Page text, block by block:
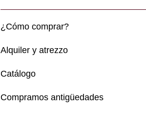
¿Cómo comprar?
Alquiler y atrezzo
Catálogo
Compramos antigüedades